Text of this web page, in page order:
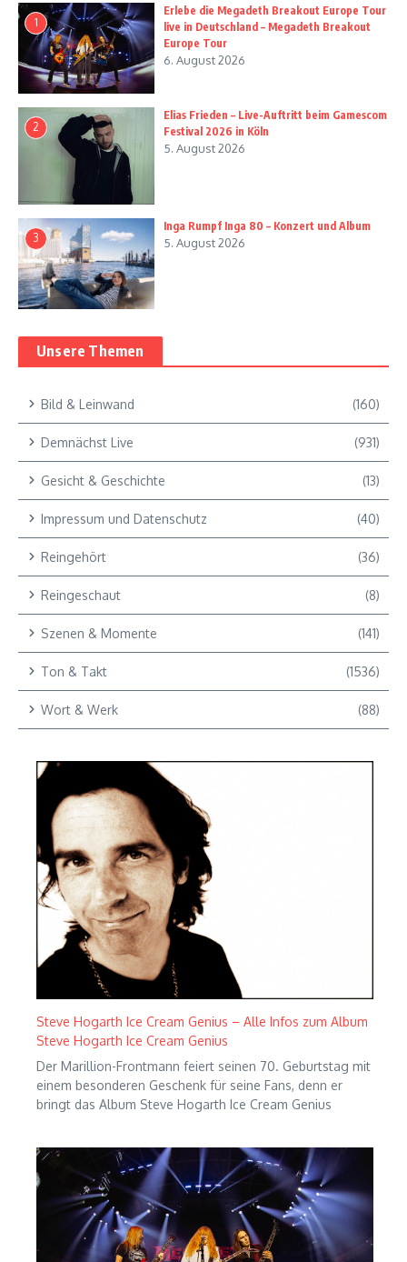
1
Erlebe die Megadeth Breakout Europe Tour
live in Deutschland – Megadeth Breakout
Europe Tour
6. August 2026
2
Elias Frieden – Live-Auftritt beim Gamescom
Festival 2026 in Köln
5. August 2026
3
Inga Rumpf Inga 80 – Konzert und Album
5. August 2026
Unsere Themen
Bild & Leinwand (160)
Demnächst Live (931)
Gesicht & Geschichte (13)
Impressum und Datenschutz (40)
Reingehört (36)
Reingeschaut (8)
Szenen & Momente (141)
Ton & Takt (1536)
Wort & Werk (88)
Steve Hogarth Ice Cream Genius – Alle Infos zum Album
Steve Hogarth Ice Cream Genius
Der Marillion-Frontmann feiert seinen 70. Geburtstag mit
einem besonderen Geschenk für seine Fans, denn er
bringt das Album Steve Hogarth Ice Cream Genius